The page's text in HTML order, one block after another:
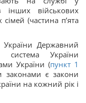
військових
(частина п’ята
Державний
України
України (пункт 1
законами є закони
на кожний рік і